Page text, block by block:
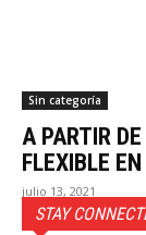
Sin categoría
A PARTIR
FLEXIBLE
julio 13, 2021
STAY